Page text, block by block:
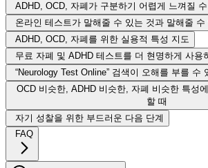
ADHD, OCD, 자폐가 구분하기 어렵게 느껴질
온라인 테스트가 말해줄 수 있는 것과 말해줄 수
ADHD, OCD, 자폐를 위한 실용적 특성 지도
무료 자폐 및 ADHD 테스트를 더 현명하게 사용
“Neurology Test Online” 검색이 오해를 부를 수
OCD 비슷한, ADHD 비슷한, 자폐 비슷한 특성
할 때
자기 성찰을 위한 부드러운 다음 단계
FAQ